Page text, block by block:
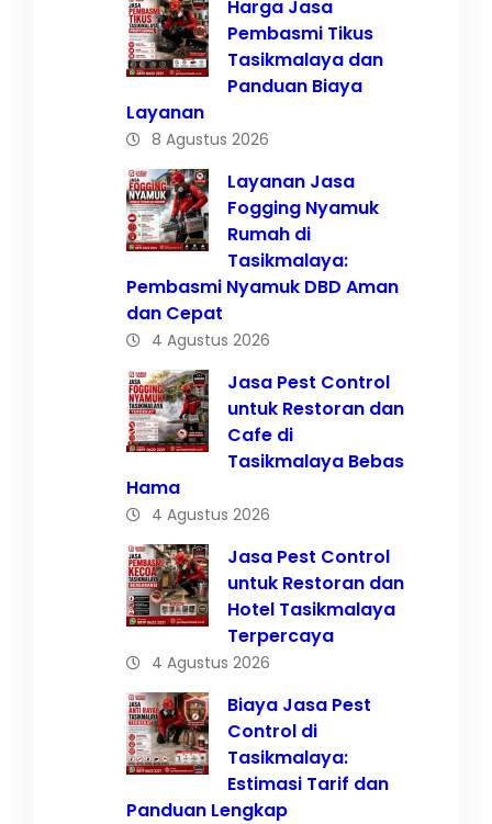
Harga Jasa
Pembasmi Tikus
Tasikmalaya dan
Panduan Biaya
Layanan
8 Agustus 2026
Layanan Jasa
Fogging Nyamuk
Rumah di
Tasikmalaya:
Pembasmi Nyamuk DBD Aman
dan Cepat
4 Agustus 2026
Jasa Pest Control
untuk Restoran dan
Cafe di
Tasikmalaya Bebas
Hama
4 Agustus 2026
Jasa Pest Control
untuk Restoran dan
Hotel Tasikmalaya
Terpercaya
4 Agustus 2026
Biaya Jasa Pest
Control di
Tasikmalaya:
Estimasi Tarif dan
Panduan Lengkap